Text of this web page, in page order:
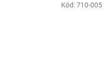
Kód:710-005